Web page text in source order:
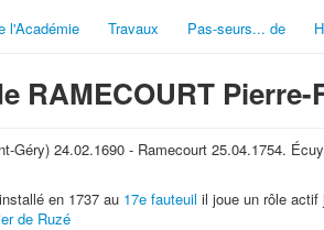
l'Académie Travaux Pas-seurs... de
RAMECOURT
Géry) 24.02.1690 - Ramecourt 25.04.1754.
en 1737 au 17e fauteuil il joue un rôle actif
de Ruzé